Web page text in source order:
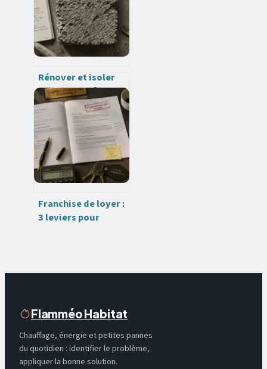
Rénover et isoler
un mur en mâchefer
: les 4 règles pour
éviter les
désordres humides
Franchise de loyer :
3 leviers pour
Flamméo Habitat
Chauffage, énergie et petites pannes
du quotidien : identifier le problème,
appliquer la bonne solution.